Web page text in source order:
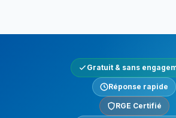
Gratuit & sans
Réponse rapide
RGE Certifié